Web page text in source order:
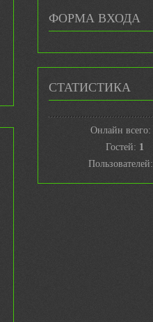
ФОРМА ВХОДА
СТАТИСТИКА
Онлайн всего:
Гостей: 1
Пользователей: